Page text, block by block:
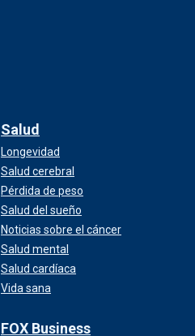
Salud
Longevidad
Salud cerebral
Pérdida de peso
Salud del sueño
Noticias sobre el cáncer
Salud mental
Salud cardíaca
Vida sana
FOX Business